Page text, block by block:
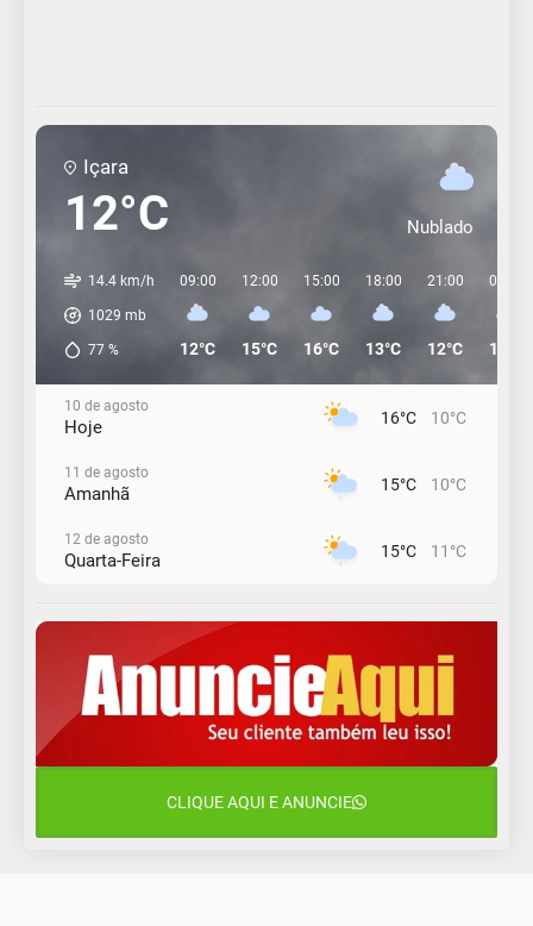
Içara
12°C Nublado
14.4 km/h
1029 mb
77 %
09:00
12°C
12:00
15°C
15:00
16°C
18:00
13°C
21:00
12°C
00:00
10°C
10 de agosto
Hoje 16°C 10°C
11 de agosto
Amanhã 15°C 10°C
12 de agosto
Quarta-Feira 15°C 11°C
Quinta-Feira 18°C 14°C
14 de agosto
Sexta-Feira
CLIQUE AQUI E ANUNCIE